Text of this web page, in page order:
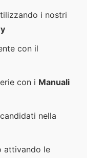
i nostri
con il
con i Manuali
nella
attivando le